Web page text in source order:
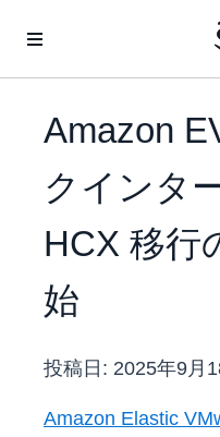
Amazon
クインタ
HCX 移行
始
投稿日: 2025年9月
Amazon Elastic